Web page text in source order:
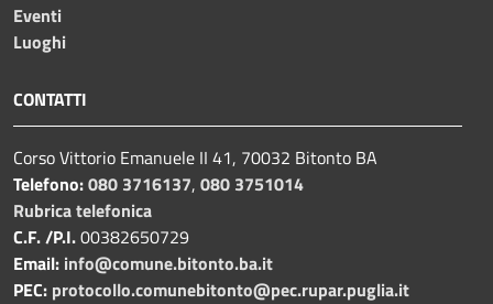
Eventi
Luoghi
CONTATTI
Corso Vittorio Emanuele II 41, 70032 Bitonto BA
Telefono:080 3716137, 080 3751014
Rubrica telefonica
C.F. /P.I.00382650729
Email: info@comune.bitonto.ba.it
PEC: protocollo.comunebitonto@pec.rupar.puglia.it